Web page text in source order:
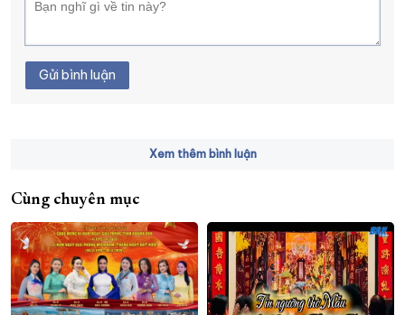
Gửi bình luận
Xem thêm bình luận
Cùng chuyên mục